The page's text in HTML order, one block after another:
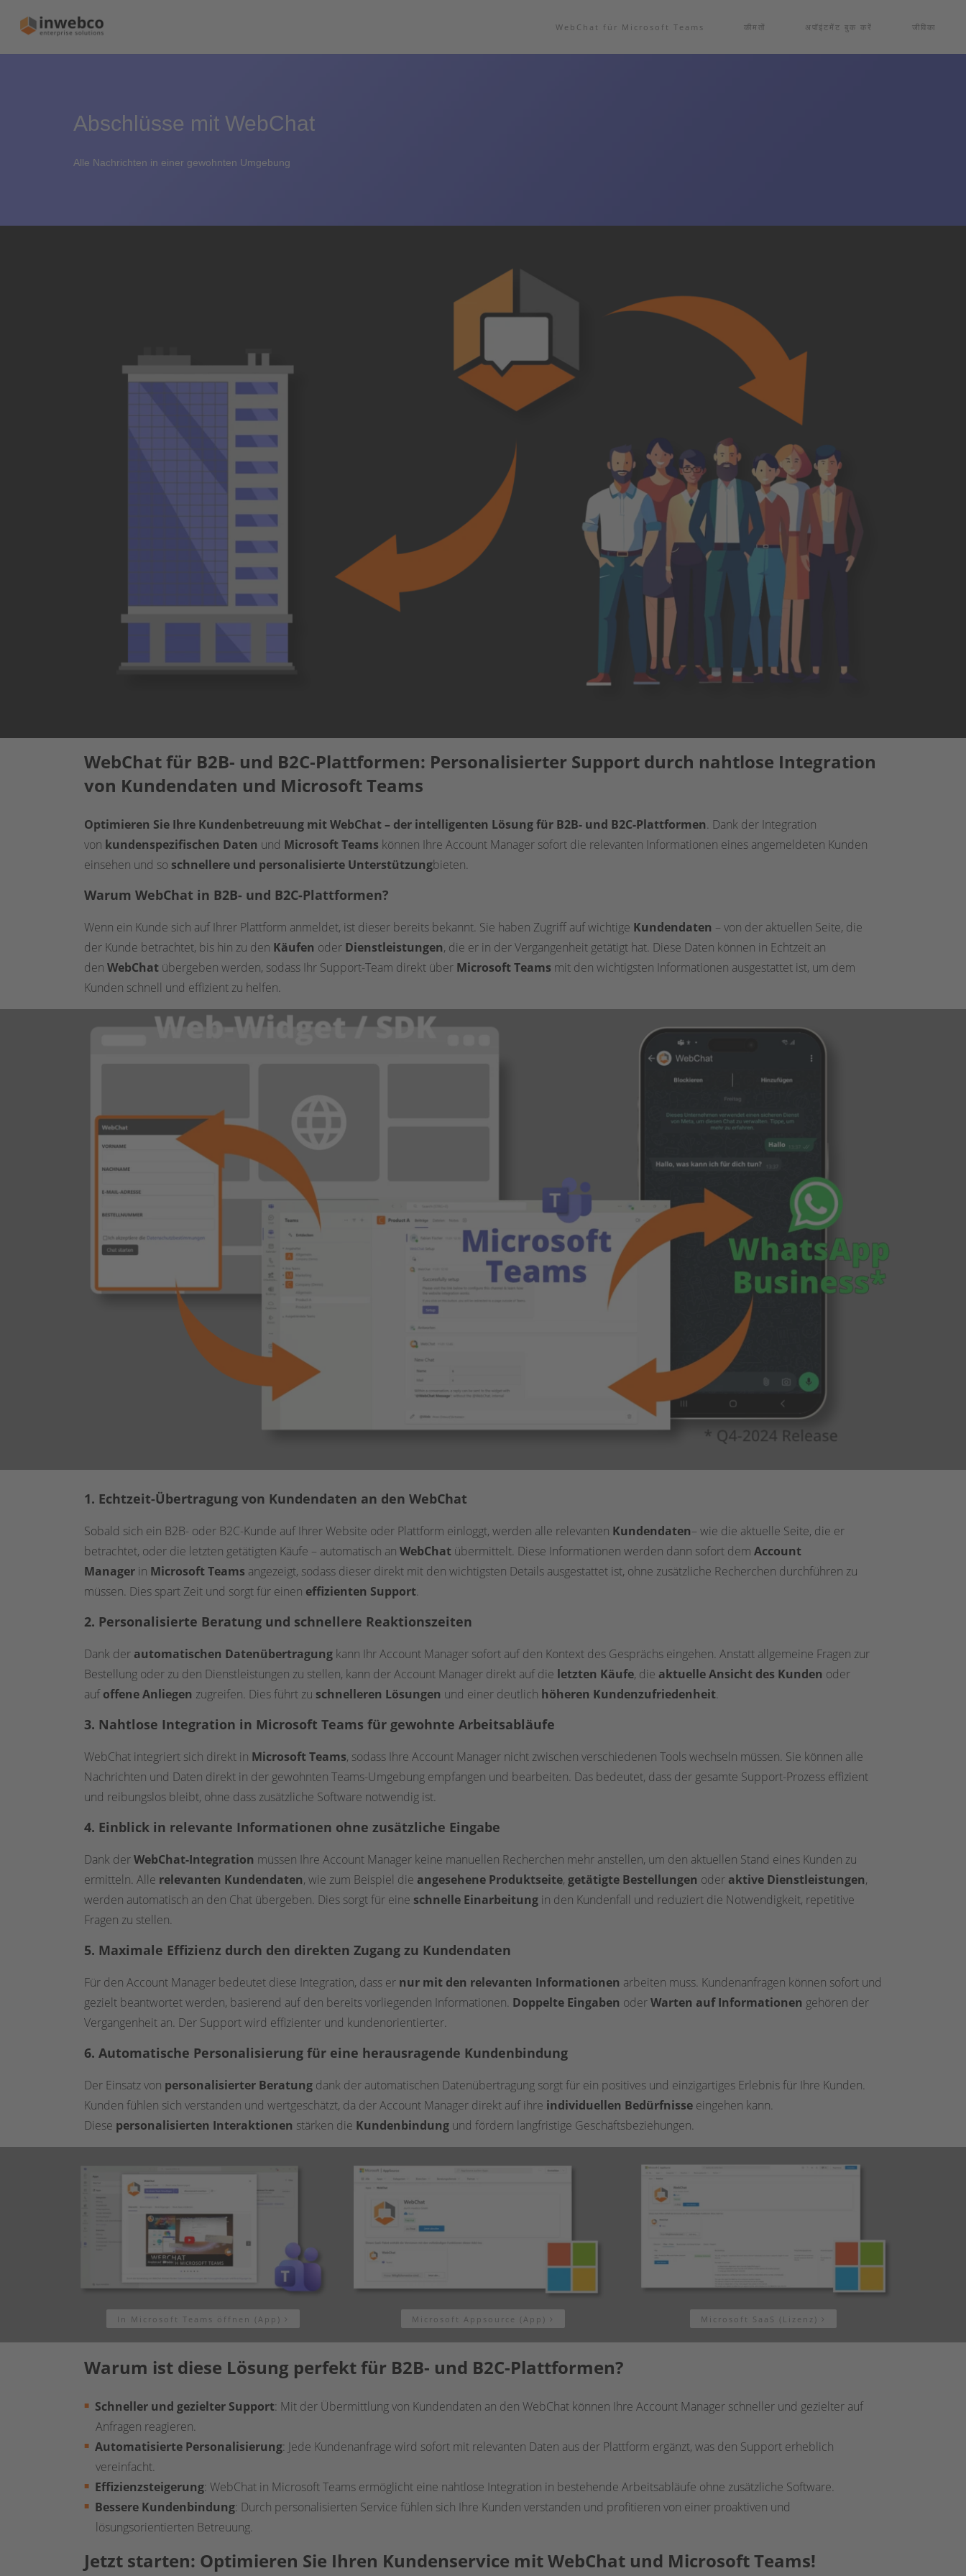
WebChat für Microsoft Teams कीमतों अपॉइंटमेंट बुक करें जीविका
Abschlüsse mit WebChat
Alle Nachrichten in einer gewohnten Umgebung
WebChat für B2B- und B2C-Plattformen: Personalisierter Support durch nahtlose Integration
von Kundendaten und Microsoft Teams
Optimieren Sie Ihre Kundenbetreuung mit WebChat – der intelligenten Lösung für B2B- und B2C-Plattformen. Dank der Integration
von kundenspezifischen Daten und Microsoft Teams können Ihre Account Manager sofort die relevanten Informationen eines angemeldeten Kunden
einsehen und so schnellere und personalisierte Unterstützungbieten.
Warum WebChat in B2B- und B2C-Plattformen?
Wenn ein Kunde sich auf Ihrer Plattform anmeldet, ist dieser bereits bekannt. Sie haben Zugriff auf wichtige Kundendaten – von der aktuellen Seite, die
der Kunde betrachtet, bis hin zu den Käufen oder Dienstleistungen, die er in der Vergangenheit getätigt hat. Diese Daten können in Echtzeit an
den WebChat übergeben werden, sodass Ihr Support-Team direkt über Microsoft Teams mit den wichtigsten Informationen ausgestattet ist, um dem
Kunden schnell und effizient zu helfen.
1. Echtzeit-Übertragung von Kundendaten an den WebChat
Sobald sich ein B2B- oder B2C-Kunde auf Ihrer Website oder Plattform einloggt, werden alle relevanten Kundendaten– wie die aktuelle Seite, die er
betrachtet, oder die letzten getätigten Käufe – automatisch an WebChat übermittelt. Diese Informationen werden dann sofort dem Account
Manager in Microsoft Teams angezeigt, sodass dieser direkt mit den wichtigsten Details ausgestattet ist, ohne zusätzliche Recherchen durchführen zu
müssen. Dies spart Zeit und sorgt für einen effizienten Support.
2. Personalisierte Beratung und schnellere Reaktionszeiten
Dank der automatischen Datenübertragung kann Ihr Account Manager sofort auf den Kontext des Gesprächs eingehen. Anstatt allgemeine Fragen zur
Bestellung oder zu den Dienstleistungen zu stellen, kann der Account Manager direkt auf die letzten Käufe, die aktuelle Ansicht des Kunden oder
aufoffene Anliegen zugreifen. Dies führt zu schnelleren Lösungen und einer deutlich höheren Kundenzufriedenheit.
3. Nahtlose Integration in Microsoft Teams für gewohnte Arbeitsabläufe
WebChat integriert sich direkt in Microsoft Teams, sodass Ihre Account Manager nicht zwischen verschiedenen Tools wechseln müssen. Sie können alle
Nachrichten und Daten direkt in der gewohnten Teams-Umgebung empfangen und bearbeiten. Das bedeutet, dass der gesamte Support-Prozess effizient
und reibungslos bleibt, ohne dass zusätzliche Software notwendig ist.
4. Einblick in relevante Informationen ohne zusätzliche Eingabe
Dank derWebChat-Integration müssen Ihre Account Manager keine manuellen Recherchen mehr anstellen, um den aktuellen Stand eines Kunden zu
ermitteln. Alle relevanten Kundendaten, wie zum Beispiel die angesehene Produktseite, getätigte Bestellungen oder aktive Dienstleistungen,
werden automatisch an den Chat übergeben. Dies sorgt für eine schnelle Einarbeitung in den Kundenfall und reduziert die Notwendigkeit, repetitive
Fragen zu stellen.
5. Maximale Effizienz durch den direkten Zugang zu Kundendaten
Für den Account Manager bedeutet diese Integration, dass er nur mit den relevanten Informationen arbeiten muss. Kundenanfragen können sofort und
gezielt beantwortet werden, basierend auf den bereits vorliegenden Informationen. Doppelte Eingaben oderWarten auf Informationen gehören der
Vergangenheit an. Der Support wird effizienter und kundenorientierter.
6. Automatische Personalisierung für eine herausragende Kundenbindung
Der Einsatz von personalisierter Beratung dank der automatischen Datenübertragung sorgt für ein positives und einzigartiges Erlebnis für Ihre Kunden.
Kunden fühlen sich verstanden und wertgeschätzt, da der Account Manager direkt auf ihre individuellen Bedürfnisse eingehen kann.
Diese personalisierten Interaktionen stärken die Kundenbindung und fördern langfristige Geschäftsbeziehungen.
In Microsoft Teams öffnen (App) Microsoft Appsource (App) Microsoft SaaS (Lizenz)
Warum ist diese Lösung perfekt für B2B- und B2C-Plattformen?
Schneller und gezielter Support: Mit der Übermittlung von Kundendaten an den WebChat können Ihre Account Manager schneller und gezielter auf
Anfragen reagieren.
Automatisierte Personalisierung: Jede Kundenanfrage wird sofort mit relevanten Daten aus der Plattform ergänzt, was den Support erheblich
vereinfacht.
Effizienzsteigerung: WebChat in Microsoft Teams ermöglicht eine nahtlose Integration in bestehende Arbeitsabläufe ohne zusätzliche Software.
Bessere Kundenbindung: Durch personalisierten Service fühlen sich Ihre Kunden verstanden und profitieren von einer proaktiven und
lösungsorientierten Betreuung.
Jetzt starten: Optimieren Sie Ihren Kundenservice mit WebChat und Microsoft Teams!